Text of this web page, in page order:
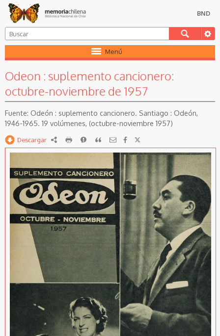
BND
Menú
Odeon : suplemento cancionero:
octubre-noviembre de 1957
Odeón : suplemento cancionero. Santiago : Odeón,
1946-1965. 19 volúmenes, (octubre-noviembre 1957)
Descargar RDF imprimirReportarCitar